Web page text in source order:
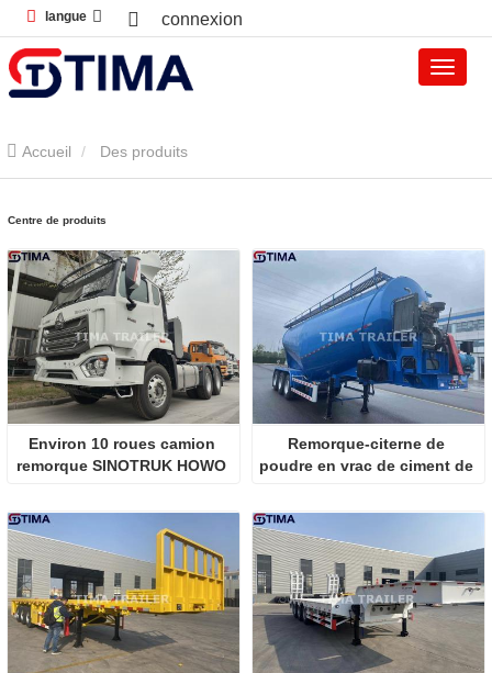
langue connexion
Accueil Des produits
Centre de produits
Environ 10 roues camion
remorque SINOTRUK HOWO
Remorque-citerne de
poudre en vrac de ciment de